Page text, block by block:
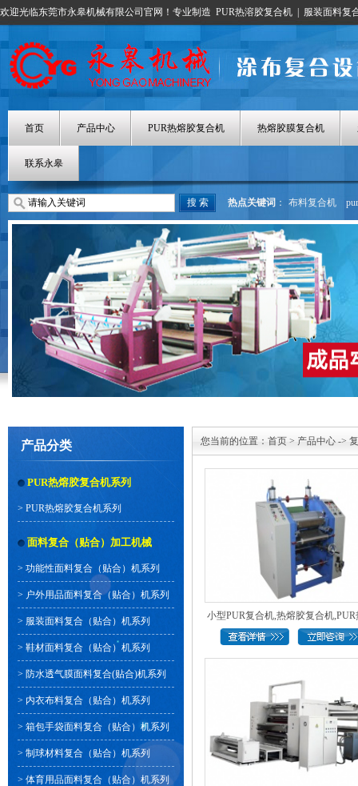
欢迎光临东莞市永皋机械有限公司官网！专业制造 PUR热溶胶复合机 服装面料复
首页 产品中心 PUR热熔胶复合机 热熔胶膜复合机
联系永皋
热点关键词 ： 布料复合机
热熔胶涂布机
热熔胶膜复合
产品分类
PUR热熔胶复合机系列
> PUR热熔胶复合机系列
面料复合（贴合）加工机械
> 功能性面料复合（贴合）机系列
> 户外用品面料复合（贴合）机系列
> 服装面料复合（贴合）机系列
> 鞋材面料复合（贴合）机系列
> 防水透气膜面料复合(贴合)机系列
> 内衣布料复合（贴合）机系列
> 箱包手袋面料复合（贴合）机系列
> 制球材料复合（贴合）机系列
> 体育用品面料复合（贴合）机系列
您当前的位置： 首页 > 产品中心 ->
小型PUR复合机,热熔胶复合机,PUR